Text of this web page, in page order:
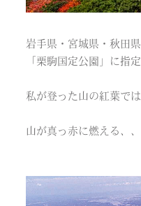
岩手県・宮城県・秋田県
「栗駒国定公園」に指
私が登った山の紅葉では
山が真っ赤に燃える、、